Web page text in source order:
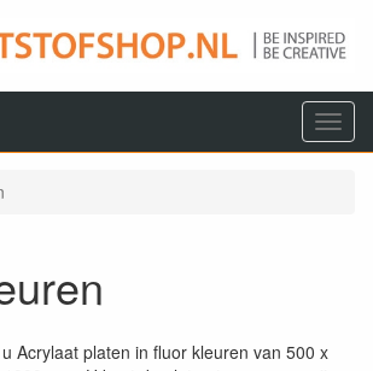
Menu
Acrylaat platen in fluor kleuren van 500 x